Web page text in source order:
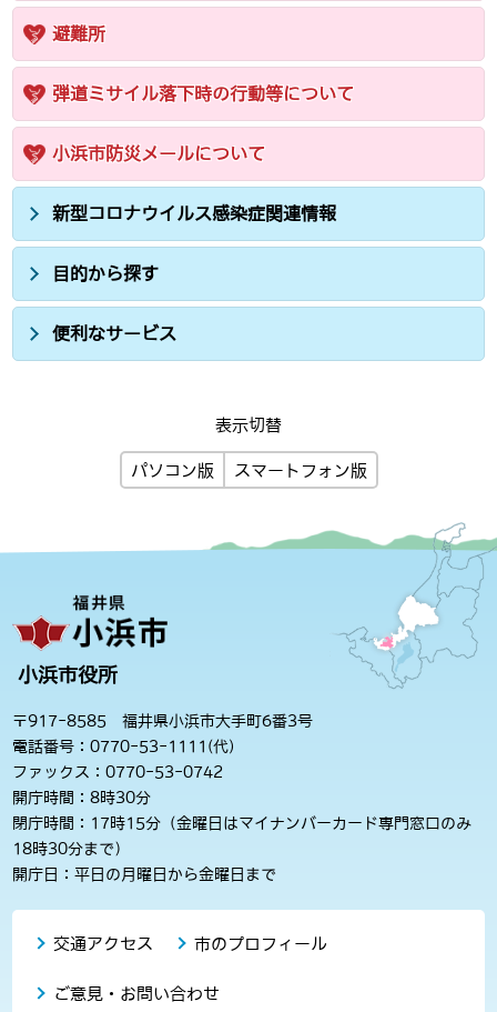
避難所
弾道ミサイル落下時の行動等について
小浜市防災メールについて
新型コロナウイルス感染症関連情報
目的から探す
便利なサービス
表示切替
パソコン版 スマートフォン版
小浜市役所
〒917-8585 福井県小浜市大手町6番3号
電話番号：0770-53-1111(代)
ファックス：0770-53-0742
開庁時間：8時30分
閉庁時間：17時15分（金曜日はマイナンバーカード専門窓口のみ
18時30分まで）
開庁日：平日の月曜日から金曜日まで
交通アクセス 市のプロフィール
ご意見・お問い合わせ